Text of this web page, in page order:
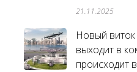
21.11.2025
Новый виток
выходит в
происходит